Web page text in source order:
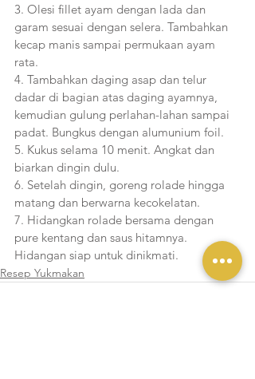
3. Olesi fillet ayam dengan lada dan
garam sesuai dengan selera. Tambahkan
kecap manis sampai permukaan ayam
rata.
4. Tambahkan daging asap dan telur
dadar di bagian atas daging ayamnya,
kemudian gulung perlahan-lahan sampai
padat. Bungkus dengan alumunium foil.
5. Kukus selama 10 menit. Angkat dan
biarkan dingin dulu.
6. Setelah dingin, goreng rolade hingga
matang dan berwarna kecokelatan.
7. Hidangkan rolade bersama dengan
pure kentang dan saus hitamnya.
Hidangan siap untuk dinikmati.
Resep Yukmakan